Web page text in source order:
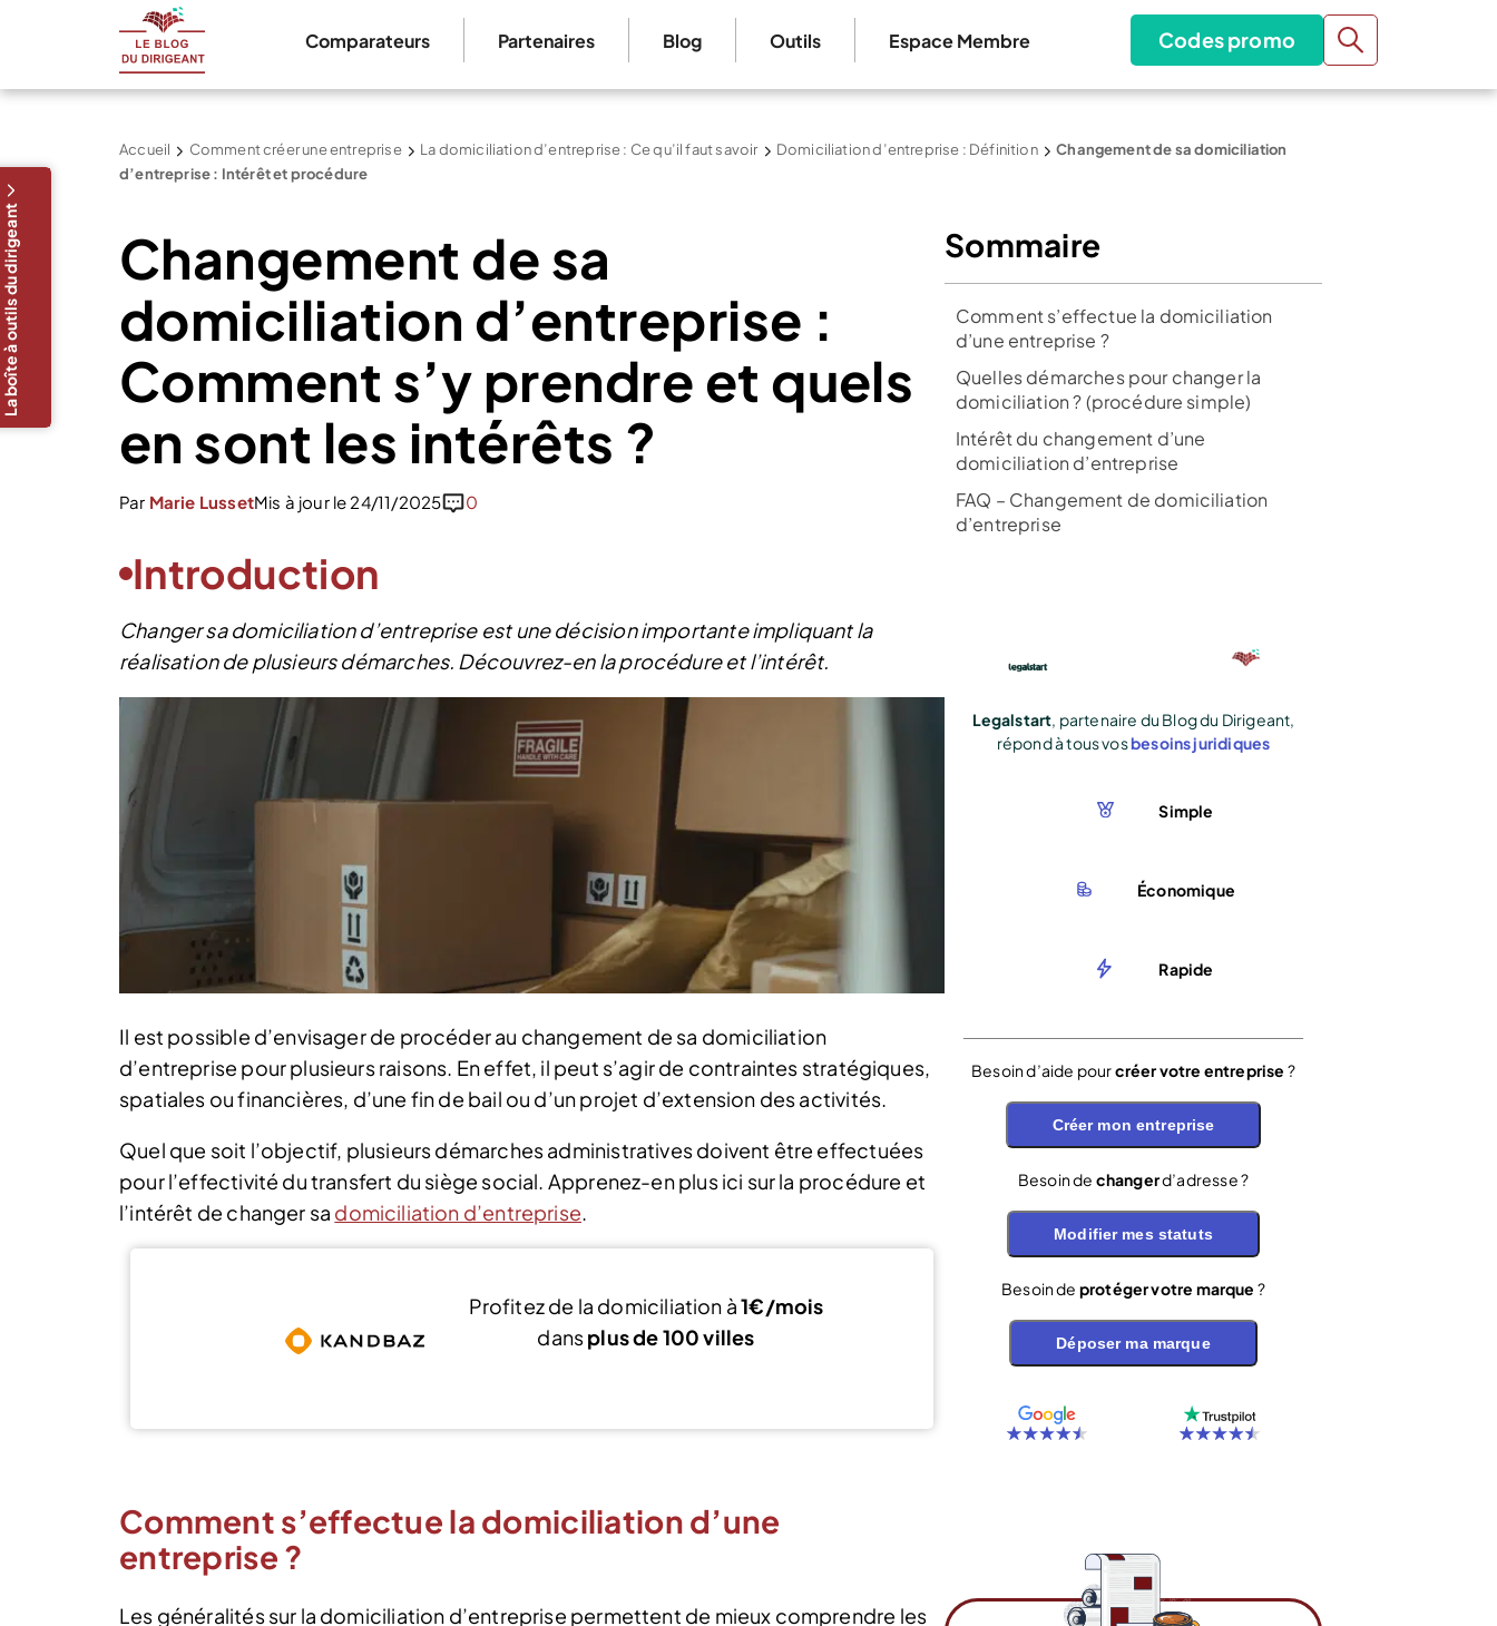
Comparateurs Partenaires Blog Outils Espace Membre Codes promo
Accueil Comment créer une entreprise La domiciliation d’entreprise : Ce qu’il faut savoir Domiciliation d’entreprise : Définition
Changement de sa domiciliation
d’entreprise : Intérêt et procédure
Changement de sa
domiciliation d’entreprise :
Comment s’y prendre et quels
en sont les intérêts ?
Par Marie LussetMis à jour le 24/11/2025 0
Introduction
Changer sa domiciliation d’entreprise est une décision importante impliquant la
réalisation de plusieurs démarches. Découvrez-en la procédure et l’intérêt.
La boîte à outils du dirigeant
Il est possible d’envisager de procéder au changement de sa domiciliation
d’entreprise pour plusieurs raisons. En effet, il peut s’agir de contraintes stratégiques,
spatiales ou financières, d’une fin de bail ou d’un projet d’extension des activités.
Quel que soit l’objectif, plusieurs démarches administratives doivent être effectuées
pour l’effectivité du transfert du siège social. Apprenez-en plus ici sur la procédure et
l’intérêt de changer sa domiciliation d’entreprise.
Profitez de la domiciliation à1€/mois
dansplus de 100 villes
Comment s’effectue la domiciliation d’une
entreprise ?
Les généralités sur la domiciliation d’entreprise permettent de mieux comprendre les
Sommaire
Comment s’effectue la domiciliation
d’une entreprise ?
Quelles démarches pour changer la
domiciliation ? (procédure simple)
Intérêt du changement d’une
domiciliation d’entreprise
FAQ – Changement de domiciliation
d’entreprise
Legalstart, partenaire du Blog du Dirigeant,
répond à tous vosbesoins juridiques
Simple
Économique
Rapide
Besoin d’aide pourcréer votre entreprise ?
Créer mon entreprise
Besoin de changerd’adresse ?
Modifier mes statuts
Besoin de protéger votre marque ?
Déposer ma marque